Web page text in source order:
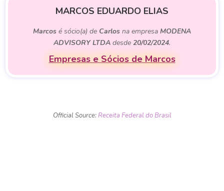
MARCOS EDUARDO ELIAS
Marcos é sócio(a) de Carlos na empresa MODENA
ADVISORY LTDA desde 20/02/2024.
Empresas e Sócios de Marcos
Official Source:Receita Federal do Brasil